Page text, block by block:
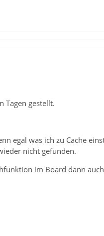
Tagen gestellt.
egal was ich zu Cache
nicht gefunden.
im Board dann